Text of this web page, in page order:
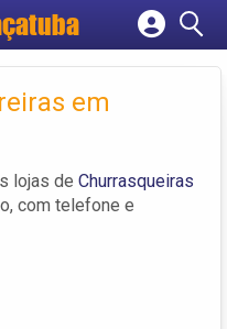
empresa
em
lojas de Churrasqueiras
com telefone e